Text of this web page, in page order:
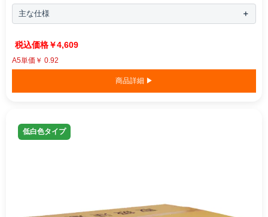
主な仕様
￥4,609
A5単価￥ 0.92
商品詳細 ▶
低白色タイプ